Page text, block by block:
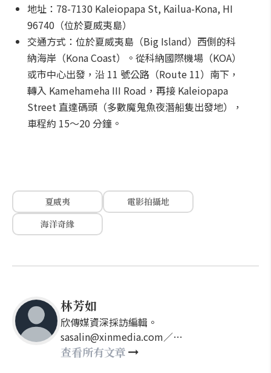
地址：78-7130 Kaleiopapa St, Kailua-Kona, HI
96740（位於夏威夷島）
交通方式：位於夏威夷島（Big Island）西側的科
納海岸（Kona Coast）。從科納國際機場（KOA）
或市中心出發，沿 11 號公路（Route 11）南下，
轉入 Kamehameha III Road，再接 Kaleiopapa
Street 直達碼頭（多數魔鬼魚夜潛船隻出發地），
車程約 15～20 分鐘。
夏威夷
電影拍攝地
海洋奇緣
林芳如
欣傳媒資深採訪編輯。
sasalin@xinmedia.com／
happy21917@gmail.com
查看所有文章